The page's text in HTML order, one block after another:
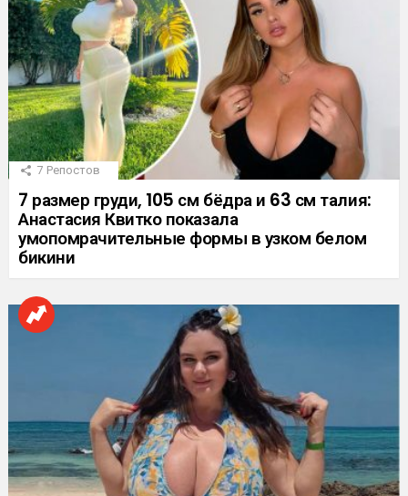
7 Репостов
7 размер груди, 105 см бёдра и 63 см талия:
Анастасия Квитко показала
умопомрачительные формы в узком белом
бикини